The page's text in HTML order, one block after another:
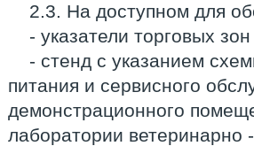
2.3. На доступном для
- указатели торговых
- стенд с указанием
питания и сервисного
демонстрационного
лаборатории ветеринарно